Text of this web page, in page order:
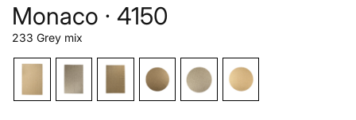
Monaco · 4150
233 Grey mix